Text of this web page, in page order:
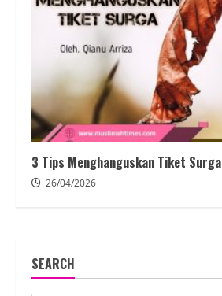
3 Tips Menghanguskan Tiket Surga
26/04/2026
SEARCH